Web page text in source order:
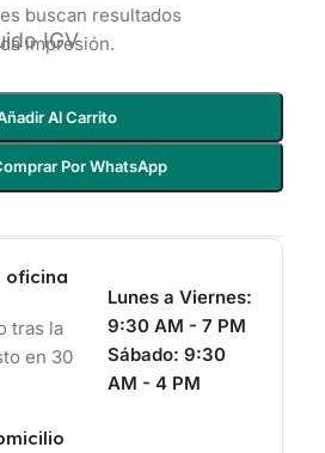
buscan resultados
impresión.
IGV
Al Carrito
Por WhatsApp
oficina
tras la
en 30
Lunes a Viernes:
9:30 AM - 7 PM
Sábado: 9:30
AM - 4 PM